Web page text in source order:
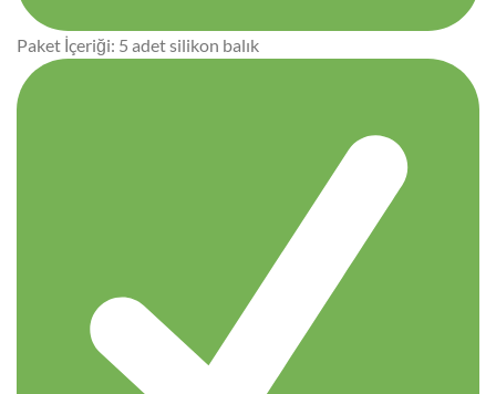
Paket İçeriği: 5 adet silikon balık